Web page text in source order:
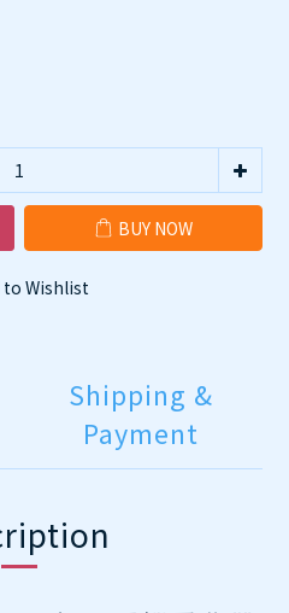
BUY NOW
to Wishlist
Shipping &
Payment